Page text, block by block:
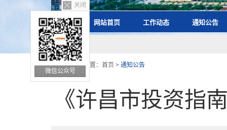
网站首页 工作动态 通知公告
关闭
微信公众号
您的位置： 首页 > 通知公告
《许昌市投资指